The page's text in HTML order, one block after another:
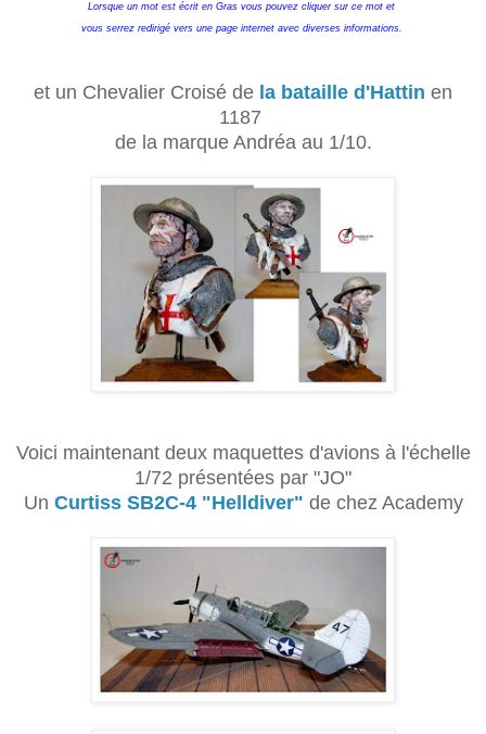
Lorsque un mot est écrit en Gras vous pouvez cliquer sur ce mot et
vous serrez redirigé vers une page internet avec diverses informations.
et un Chevalier Croisé de la bataille d'Hattin en
1187
de la marque Andréa au 1/10.
Voici maintenant deux maquettes d'avions à l'échelle
1/72 présentées par "JO"
Un Curtiss SB2C-4 "Helldiver" de chez Academy